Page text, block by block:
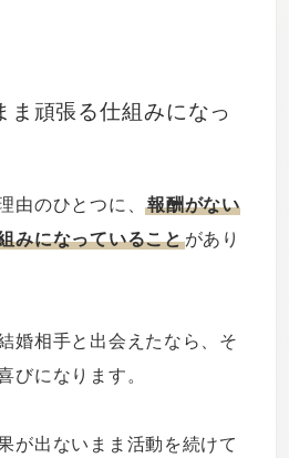
ま頑張る仕組みになっ
由のひとつに、報酬がない
みになっていることがあり
婚相手と出会えたなら、そ
びになります。
が出ないまま活動を続けて